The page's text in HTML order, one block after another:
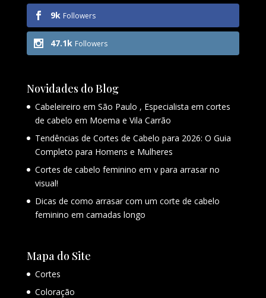
9k Followers
47.1k Followers
Novidades do Blog
Cabeleireiro em São Paulo , Especialista em cortes
de cabelo em Moema e Vila Carrão
Tendências de Cortes de Cabelo para 2026: O Guia
Completo para Homens e Mulheres
Cortes de cabelo feminino em v para arrasar no
visual!
Dicas de como arrasar com um corte de cabelo
feminino em camadas longo
Mapa do Site
Cortes
Coloração